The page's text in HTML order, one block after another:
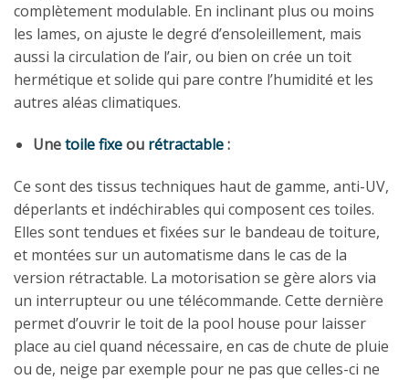
complètement modulable. En inclinant plus ou moins
les lames, on ajuste le degré d’ensoleillement, mais
aussi la circulation de l’air, ou bien on crée un toit
hermétique et solide qui pare contre l’humidité et les
autres aléas climatiques.
Unetoile fixeou rétractable:
Ce sont des tissus techniques haut de gamme, anti-UV,
déperlants et indéchirables qui composent ces toiles.
Elles sont tendues et fixées sur le bandeau de toiture,
et montées sur un automatisme dans le cas de la
version rétractable. La motorisation se gère alors via
un interrupteur ou une télécommande. Cette dernière
permet d’ouvrir le toit de la pool house pour laisser
place au ciel quand nécessaire, en cas de chute de pluie
ou de, neige par exemple pour ne pas que celles-ci ne